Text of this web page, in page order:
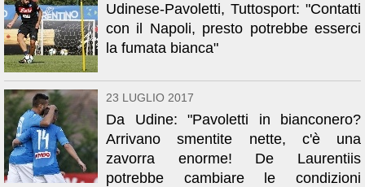
Udinese-Pavoletti, Tuttosport: "Contatti
con il Napoli, presto potrebbe esserci
la fumata bianca"
23 LUGLIO 2017
Da Udine: "Pavoletti in bianconero?
Arrivano smentite nette, c'è una
zavorra enorme! De Laurentiis
potrebbe cambiare le condizioni